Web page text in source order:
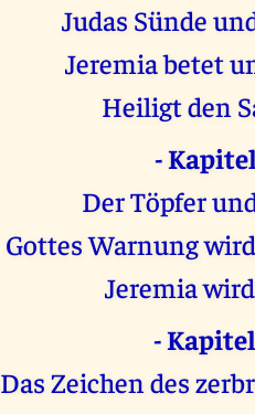
Judas Sünde
Jeremia betet
Heiligt den
-
Der Töpfer
Gottes Warnung
Jeremia
-
Das Zeichen des